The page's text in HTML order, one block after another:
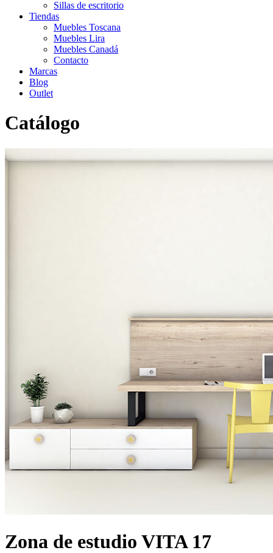
Sillas de escritorio
Tiendas
Muebles Toscana
Muebles Lira
Muebles Canadá
Contacto
Marcas
Blog
Outlet
Catálogo
Zona de estudio VITA 17